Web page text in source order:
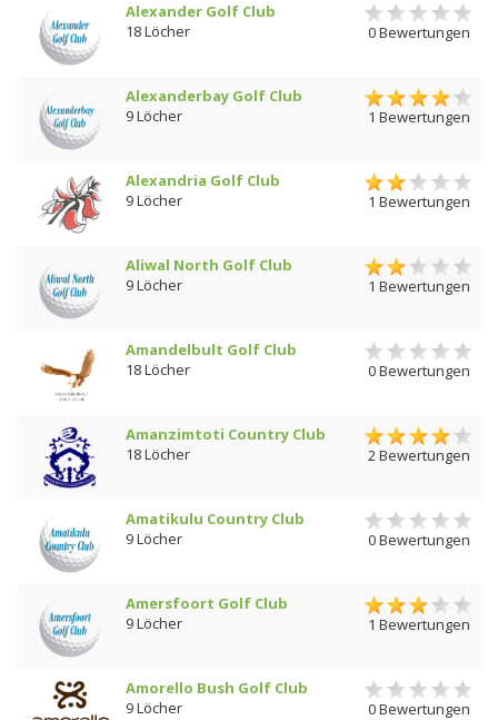
Alexander Golf Club
18 Löcher
0 Bewertungen
Alexanderbay Golf Club
9 Löcher
1 Bewertungen
Alexandria Golf Club
9 Löcher
1 Bewertungen
Aliwal North Golf Club
9 Löcher
1 Bewertungen
Amandelbult Golf Club
18 Löcher
0 Bewertungen
Amanzimtoti Country Club
18 Löcher
2 Bewertungen
Amatikulu Country Club
9 Löcher
0 Bewertungen
Amersfoort Golf Club
9 Löcher
1 Bewertungen
Amorello Bush Golf Club
9 Löcher
0 Bewertungen